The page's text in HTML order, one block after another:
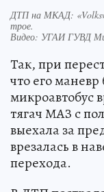
ДТП на МКАД:
трое.
Видео: УГАИ ГУВД
Так, при
что его
микроавтобус
тягач МАЗ с
выехала за
врезалась в
перехода.